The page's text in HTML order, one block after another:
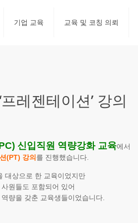
기업 교육 교육 및 코칭 의뢰
레젠테이션’ 강의
신입직원 역량강화 교육에서
(PT) 강의 를 진행했습니다.
대상으로 한 교육이었지만
원들도 포함되어 있어
량을 갖춘 교육생들이었습니다.